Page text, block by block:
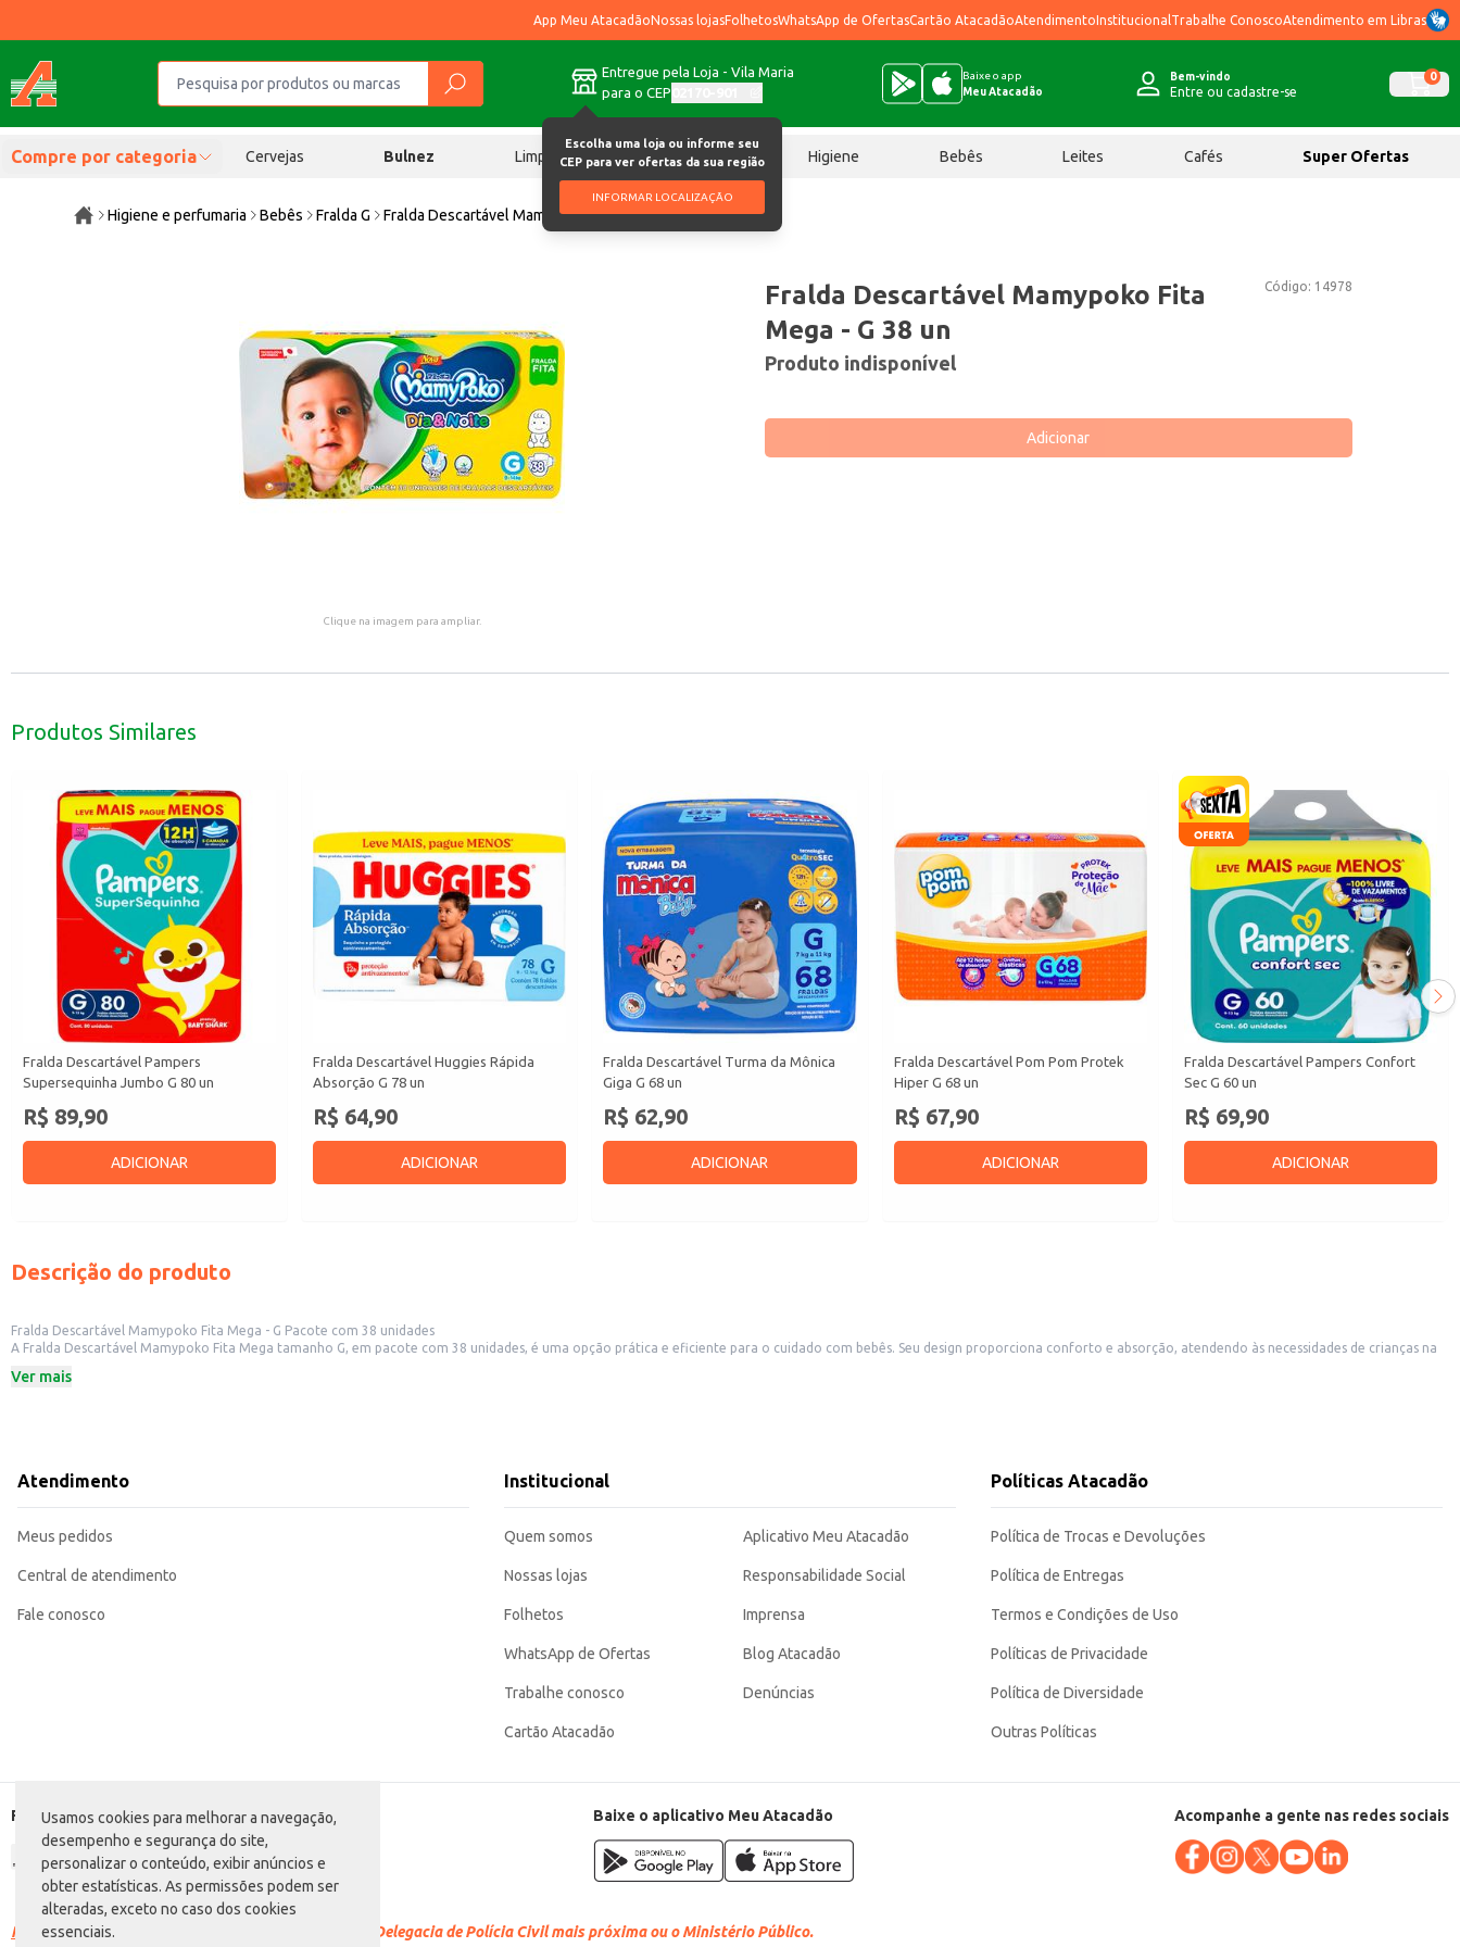
Usamos cookies para melhorar a navegação,
desempenho e segurança do site,
personalizar o conteúdo, exibir anúncios e
obter estatísticas. As permissões podem ser
alteradas, exceto no caso dos cookies
essenciais.
App Meu AtacadãoNossas lojasFolhetosWhatsApp de OfertasCartão AtacadãoAtendimentoInstitucional Trabalhe ConoscoAtendimento em Libras
Entregue pela Loja - Vila Maria
para o CEP
Escolha uma loja ou informe seu
CEP para ver ofertas da sua região
INFORMAR LOCALIZAÇÃO
Baixe o app
Meu Atacadão
Bem-vindo
Entre ou cadastre-se
0
Compre por categoria Cervejas Bulnez Limpeza Chocolates Higiene Bebês Leites Cafés Super Ofertas
Higiene e perfumaria Bebês Fralda G Fralda Descartável Mamypoko Fita Mega G 38 un
Clique na imagem para ampliar.
Código: 14978
Fralda Descartável Mamypoko Fita
Mega - G 38 un
Produto indisponível
Adicionar
Produtos Similares
Fralda Descartável Pampers
Supersequinha Jumbo G 80 un
R$ 89,90
ADICIONAR
Fralda Descartável Huggies Rápida
Absorção G 78 un
R$ 64,90
ADICIONAR
Fralda Descartável Turma da Mônica
Giga G 68 un
R$ 62,90
ADICIONAR
Fralda Descartável Pom Pom Protek
Hiper G 68 un
R$ 67,90
ADICIONAR
Fralda Descartável Pampers Confort
Sec G 60 un
R$ 69,90
ADICIONAR
Descrição do produto
Fralda Descartável Mamypoko Fita Mega - G Pacote com 38 unidades
A Fralda Descartável Mamypoko Fita Mega tamanho G, em pacote com 38 unidades, é uma opção prática e eficiente para o cuidado com bebês. Seu design proporciona conforto e absorção, atendendo às necessidades de crianças na
para uso doméstico, oferecendo praticidade para os pais.
A Fralda Descartável Mamypoko Fita Mega - G oferece uma solução confiável para a higiene do bebê, combinando praticidade e absorção eficiente. Sua embalagem econômica em pacote com 38 unidades proporciona um bom custo-
benefício para varejistas e consumidores finais.
Departamento: Higiene e perfumaria
Conteúdo: 38 unidades
Ver mais
Atendimento
Meus pedidos
Central de atendimento
Fale conosco
Institucional
Quem somos
Nossas lojas
Folhetos
WhatsApp de Ofertas
Trabalhe conosco
Cartão Atacadão
Aplicativo Meu Atacadão
Responsabilidade Social
Imprensa
Blog Atacadão
Denúncias
Políticas Atacadão
Política de Trocas e Devoluções
Política de Entregas
Termos e Condições de Uso
Políticas de Privacidade
Política de Diversidade
Outras Políticas
Formas de pagamento Baixe o aplicativo Meu Atacadão Acompanhe a gente nas redes sociais
Racismo é crime. Denuncie. Disque 100 ou procure a Delegacia de Polícia Civil mais próxima ou o Ministério Público.